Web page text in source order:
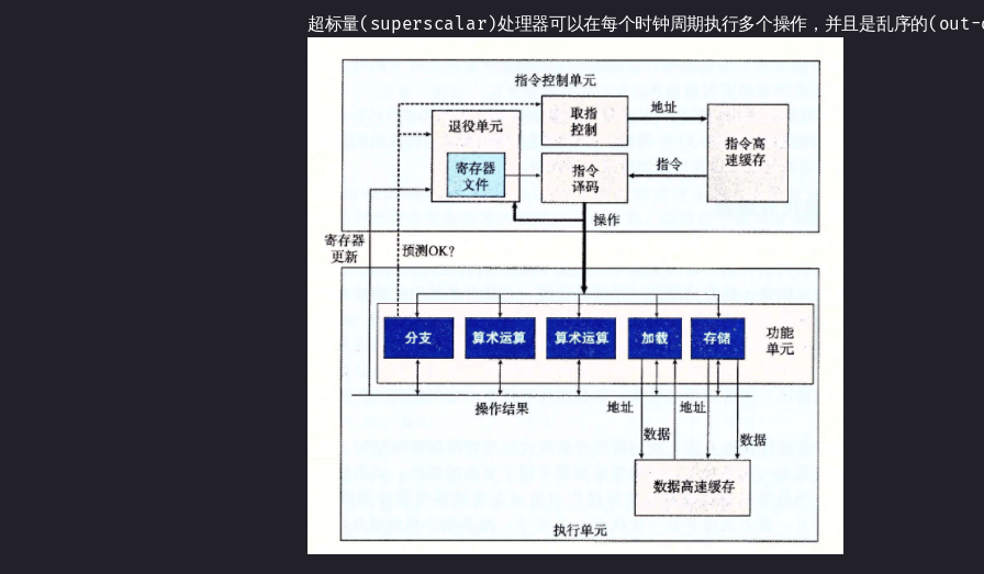
超标量(superscalar)处理器可以在每个时钟周期执行多个操作，并且是乱序的